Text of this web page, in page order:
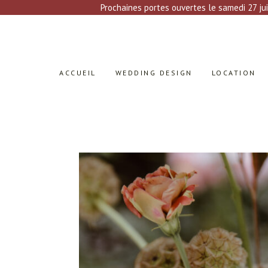
Prochaines portes ouvertes le samedi 27
ACCUEIL WEDDING DESIGN LOCATION